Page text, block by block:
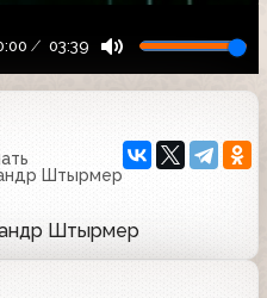
03:39
Штырмер
Штырмер